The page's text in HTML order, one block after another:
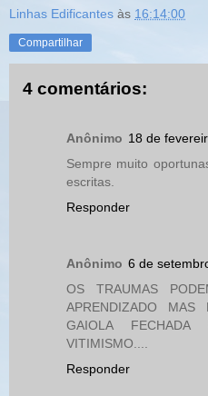
Linhas Edificantes às 16:14:00
Compartilhar
4 comentários:
Anônimo 18 de
Sempre muito
escritas.
Responder
Anônimo 6 de
OS TRAUMAS
APRENDIZADO
GAIOLA
VITIMISMO....
Responder